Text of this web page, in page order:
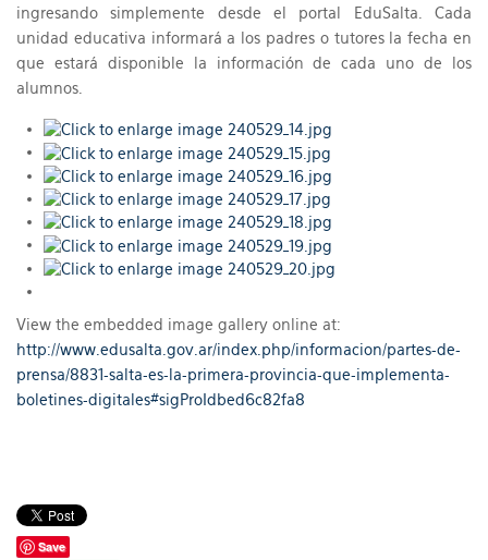
ingresando simplemente desde el portal EduSalta. Cada
unidad educativa informará a los padres o tutores la fecha en
que estará disponible la información de cada uno de los
alumnos.
View the embedded image gallery online at:
http://www.edusalta.gov.ar/index.php/informacion/partes-de-
prensa/8831-salta-es-la-primera-provincia-que-implementa-
boletines-digitales#sigProIdbed6c82fa8
Save